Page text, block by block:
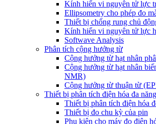
Kính hiển vi nguyên tử lực
Ellipsometry cho phép đo
Thiết bị chống rung chủ
Kính hiển vi nguyên tử lực
Softwave Analysis
Phân tích cộng hưởng từ
Cộng hưởng từ hạt nhân
Cộng hưởng từ hạt nhân
NMR)
Cộng hưởng từ thuận từ
Thiết bị phân tích điện hóa đa năng
Thiết bị phân tích điện hóa
Thiết bị đo chu kỳ của pin
Phụ kiện cho máy đo điện